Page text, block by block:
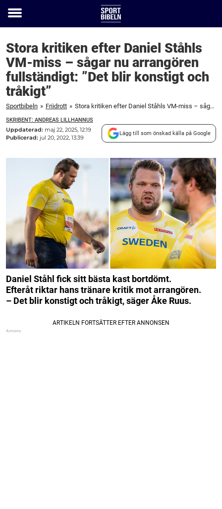
Toggle
Stora kritiken efter Daniel Ståhls
VM-miss – sågar nu arrangören
fullständigt: ”Det blir konstigt och
tråkigt”
Sportbibeln » Friidrott » Stora kritiken efter Daniel Ståhls VM-miss – sågar nu arrangören fullständigt: ”Det blir konstigt och tråkigt”
SKRIBENT: ANDREAS LILLHANNUS
Uppdaterad: maj 22, 2025, 12:19
Publicerad: jul 20, 2022, 13:39
Lägg till som önskad källa på Google
Daniel Ståhl fick sitt bästa kast bortdömt.
Efteråt riktar hans tränare kritik mot arrangören.
– Det blir konstigt och tråkigt, säger Åke Ruus.